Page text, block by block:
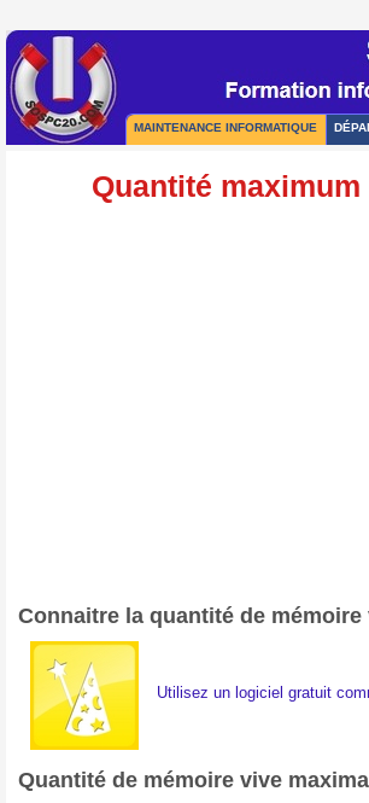
MAINTENANCE INFORMATIQUE
Quantité
Connaitre la quantité de
Utilisez un logiciel gratuit
Quantité de mémoire vive